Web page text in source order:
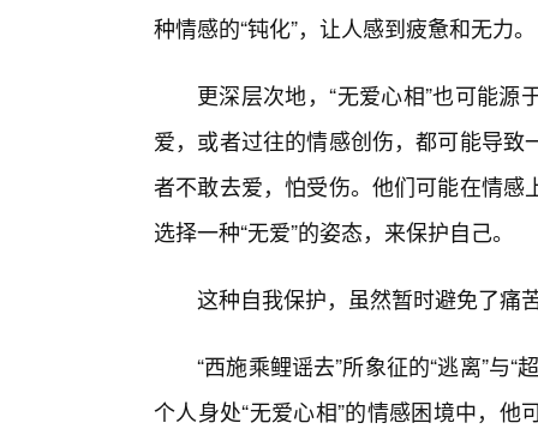
种情感的“钝化”，让人感到疲惫和无力。
更深层次地，“无爱心相”也可能
爱，或者过往的情感创伤，都可能导
者不敢去爱，怕受伤。他们可能在情
选择一种“无爱”的姿态，来保护自己。
这种自我保护，虽然暂时避免了痛
“西施乘鲤谣去”所象征的“逃离”与
个人身处“无爱心相”的情感困境中，